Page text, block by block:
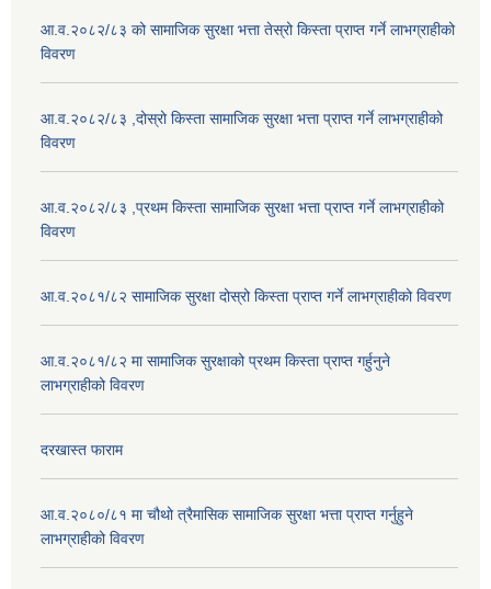
आ.व.२०८२/८३ को सामाजिक सुरक्षा भत्ता तेस्रो किस्ता प्राप्त गर्ने लाभग्राहीको
विवरण
आ.व.२०८२/८३ ,दोस्रो किस्ता सामाजिक सुरक्षा भत्ता प्राप्त गर्ने लाभग्राहीको
विवरण
आ.व.२०८२/८३ ,प्रथम किस्ता सामाजिक सुरक्षा भत्ता प्राप्त गर्ने लाभग्राहीको
विवरण
आ.व.२०८१/८२ सामाजिक सुरक्षा दोस्रो किस्ता प्राप्त गर्ने लाभग्राहीको विवरण
आ.व.२०८१/८२ मा सामाजिक सुरक्षाको प्रथम किस्ता प्राप्त गर्हुनुने
लाभग्राहीको विवरण
दरखास्त फाराम
आ.व.२०८०/८१ मा चौथो त्रैमासिक सामाजिक सुरक्षा भत्ता प्राप्त गर्नुहुने
लाभग्राहीको विवरण